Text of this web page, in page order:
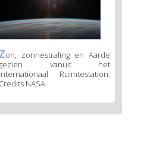
Zon, zonnestraling en Aarde
gezien vanuit het
Internationaal Ruimtestation.
Credits NASA.